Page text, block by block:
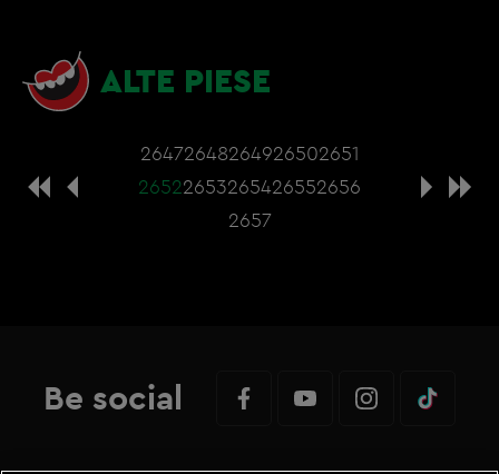
ALTE PIESE
26472648264926502651
26522653265426552656
2657
Be social